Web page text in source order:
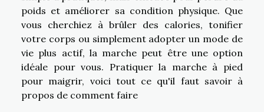
poids et améliorer sa condition physique. Que
vous cherchiez à brûler des calories, tonifier
votre corps ou simplement adopter un mode de
vie plus actif, la marche peut être une option
idéale pour vous. Pratiquer la marche à pied
pour maigrir, voici tout ce qu'il faut savoir à
propos de comment faire